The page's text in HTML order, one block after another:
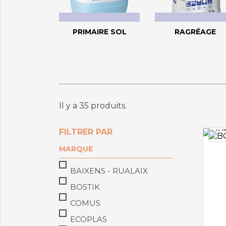
PRIMAIRE SOL RAGRÉAGE
Il y a 35 produits.
FILTRER PAR
MARQUE
BAIXENS - RUALAIX
BOSTIK
COMUS
ECOPLAS